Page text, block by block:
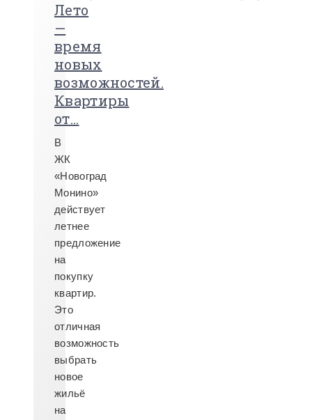
Лето
—
время
новых
возможностей.
Квартиры
от...
В
ЖК
«Новоград
Монино»
действует
летнее
предложение
на
покупку
квартир.
Это
отличная
возможность
выбрать
новое
жильё
на